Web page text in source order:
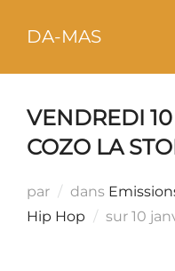
DA-MAS
VENDREDI
COZO LA
par dans
Hip Hop
sur Publié
10